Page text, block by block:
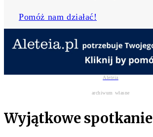
Pomóż nam działać!
Aleteia
archiwum własne
Wyjątkowe spotkanie